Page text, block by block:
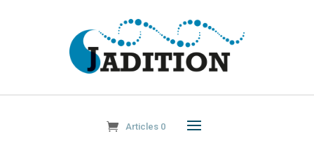
Articles 0